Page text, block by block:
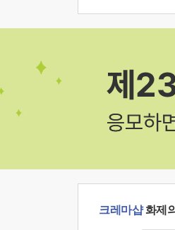
크레마샵화제